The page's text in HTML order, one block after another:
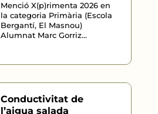
Menció X(p)rimenta 2026 en
la categoria Primària (Escola
Bergantí, El Masnou)
Alumnat Marc Gorriz...
Conductivitat de
l’aigua salada